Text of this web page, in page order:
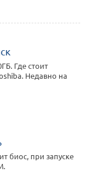
Где стоит
Недавно на
биос, при запуске